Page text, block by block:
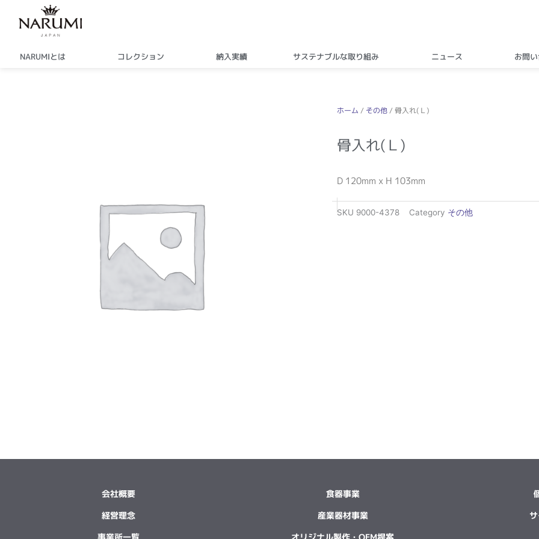
NARUMIとは コレクション 納入実績 サステナブルな取り組み ニュース お問
ホーム / その他 / 骨入れ(Ｌ)
骨入れ(Ｌ)
D 120mm x H 103mm
SKU 9000-4378 Category その他
会社概要
経営理念
事業所一覧
食器事業
産業器材事業
オリジナル製作・OEM提案